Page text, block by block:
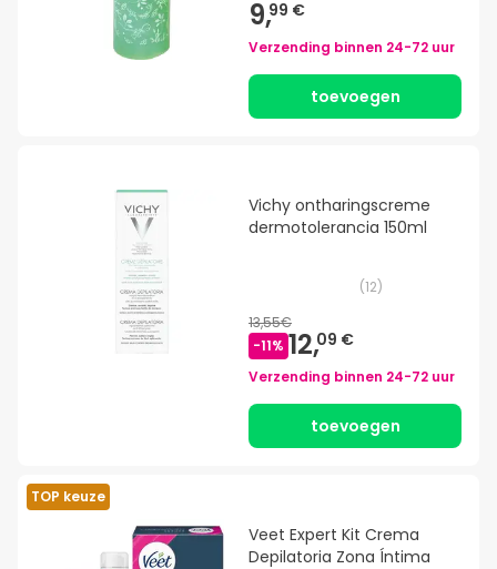
9,99 €
Verzending binnen 24-72 uur
toevoegen
Vichy ontharingscreme
dermotolerancia 150ml
(12)
13,55€
-11% 12,09 €
Verzending binnen 24-72 uur
toevoegen
TOP keuze
Veet Expert Kit Crema
Depilatoria Zona Íntima